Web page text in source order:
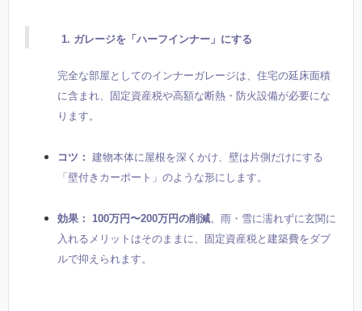
1. ガレージを「ハーフインナー」にする
完全な部屋としてのインナーガレージは、住宅の延床面積
に含まれ、固定資産税や高額な断熱・防火設備が必要にな
ります。
コツ： 建物本体に屋根を深くかけ、壁は片側だけにする
「壁付きカーポート」のような形にします。
効果： 100万円〜200万円の削減。雨・雪に濡れずに玄関に
入れるメリットはそのままに、固定資産税と建築費をダブ
ルで抑えられます。